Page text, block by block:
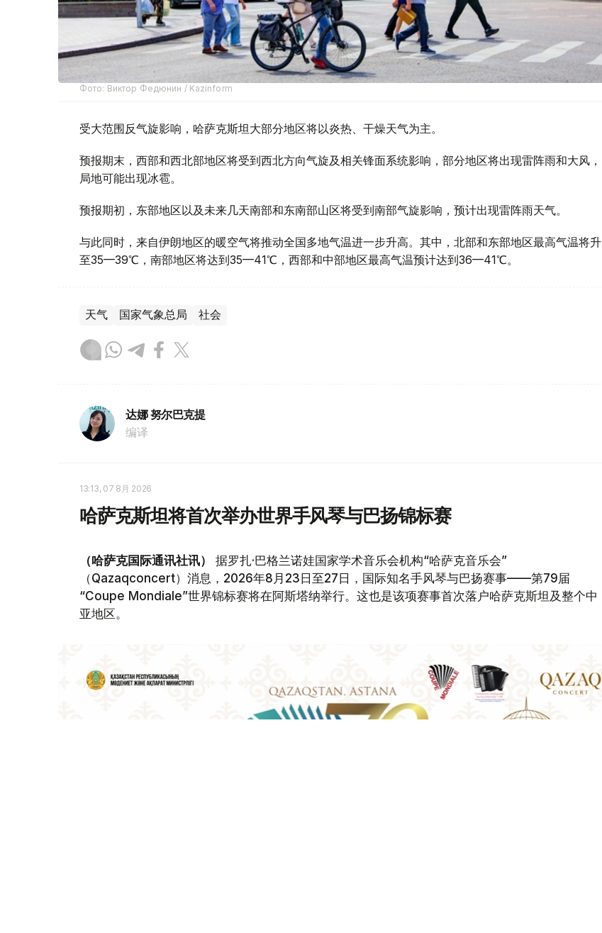
Фото: Виктор Федюнин / Kazinform
受大范围反气旋影响，哈萨克斯坦大部分地区将以炎热、干燥天气为主。
预报期末，西部和西北部地区将受到西北方向气旋及相关锋面系统影响，部分地区将出现雷阵雨和大风，
局地可能出现冰雹。
预报期初，东部地区以及未来几天南部和东南部山区将受到南部气旋影响，预计出现雷阵雨天气。
与此同时，来自伊朗地区的暖空气将推动全国多地气温进一步升高。其中，北部和东部地区最高气温将升
至35—39℃，南部地区将达到35—41℃，西部和中部地区最高气温预计达到36—41℃。
天气 国家气象总局 社会
达娜 努尔巴克提
编译
13:13, 07 8月 2026
哈萨克斯坦将首次举办世界手风琴与巴扬锦标赛
（哈萨克国际通讯社讯）
据罗扎·巴格兰诺娃国家学术音乐会机构“哈萨克音乐会”
（Qazaqconcert）消息，2026年8月23日至27日，国际知名手风琴与巴扬赛事——第79届
“Coupe Mondiale”世界锦标赛将在阿斯塔纳举行。这也是该项赛事首次落户哈萨克斯坦及整个中
亚地区。